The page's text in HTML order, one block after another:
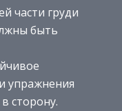
части груди
быть
упражнения
сторону.